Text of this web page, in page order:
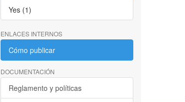
Yes (1)
ENLACES INTERNOS
Cómo publicar
DOCUMENTACIÓN
Reglamento y políticas